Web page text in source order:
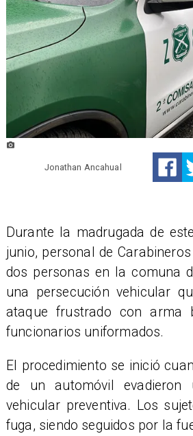
Jonathan Ancahual
​Durante la madrugada de
junio, personal de
dos personas en la comuna
una persecución vehicular
ataque frustrado con arma
funcionarios uniformados.
El procedimiento se inició
de un automóvil evadieron
vehicular preventiva. Los
fuga, siendo seguidos por la